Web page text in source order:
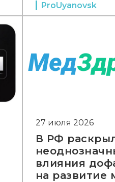
ProUyanovsk
27 июля 2026
В РФ
влияния
на развитие